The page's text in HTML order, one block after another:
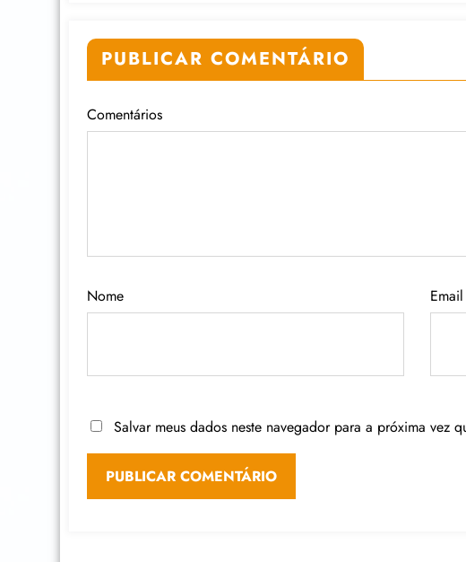
PUBLICAR COMENTÁRIO
Comentários
Nome Email
Salvar meus dados neste navegador para a próxima vez